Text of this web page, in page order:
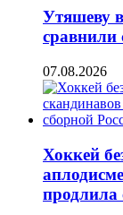
Утяшеву
сравнили
07.08.2026
Хоккей
продлила